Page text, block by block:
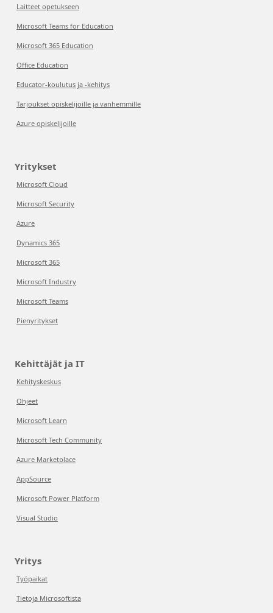
Laitteet opetukseen
Microsoft Teams for Education
Microsoft 365 Education
Office Education
Educator-koulutus ja -kehitys
Tarjoukset opiskelijoille ja vanhemmille
Azure opiskelijoille
Yritykset
Microsoft Cloud
Microsoft Security
Azure
Dynamics 365
Microsoft 365
Microsoft Industry
Microsoft Teams
Pienyritykset
Kehittäjät ja IT
Kehityskeskus
Ohjeet
Microsoft Learn
Microsoft Tech Community
Azure Marketplace
AppSource
Microsoft Power Platform
Visual Studio
Yritys
Työpaikat
Tietoja Microsoftista